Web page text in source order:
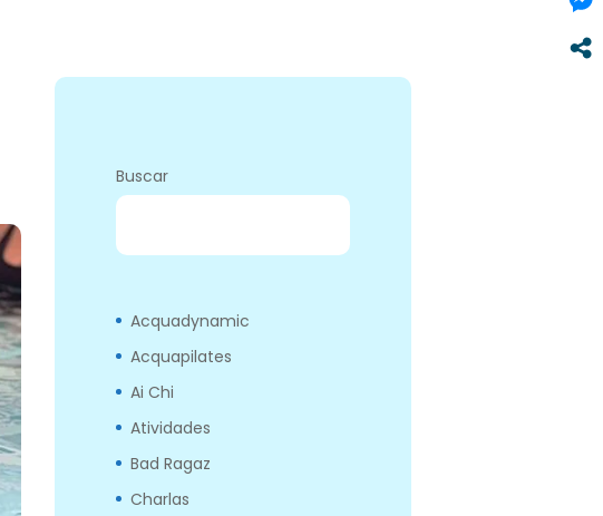
Buscar
Acquadynamic
Acquapilates
Ai Chi
Atividades
Bad Ragaz
Charlas